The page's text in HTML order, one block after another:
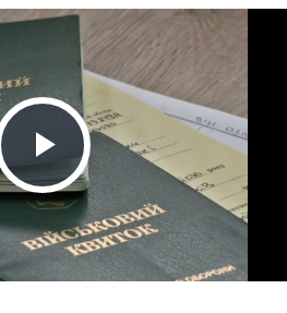
Play Video